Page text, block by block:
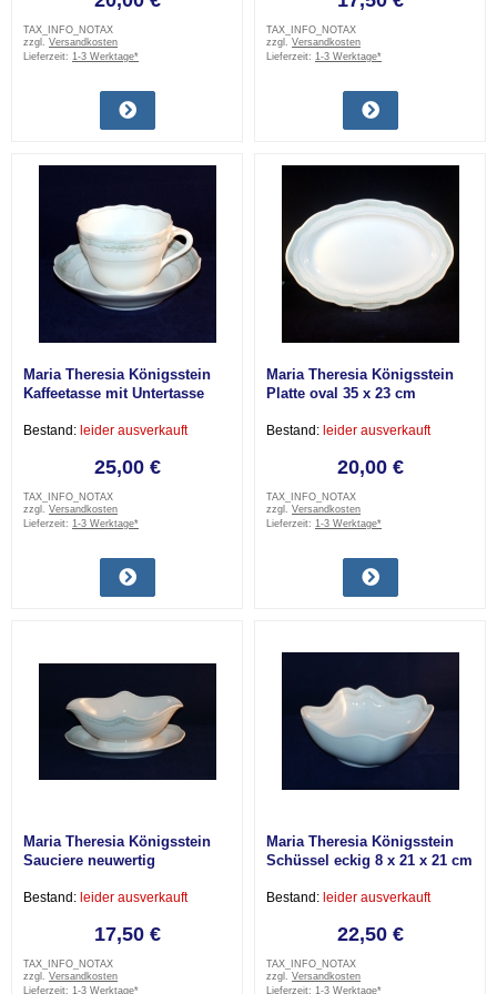
TAX_INFO_NOTAX
zzgl. Versandkosten
Lieferzeit: 1-3 Werktage*
TAX_INFO_NOTAX
zzgl. Versandkosten
Lieferzeit: 1-3 Werktage*
Maria Theresia Königsstein
Kaffeetasse mit Untertasse
Bestand: leider ausverkauft
25,00 €
TAX_INFO_NOTAX
zzgl. Versandkosten
Lieferzeit: 1-3 Werktage*
Maria Theresia Königsstein
Platte oval 35 x 23 cm
Bestand: leider ausverkauft
20,00 €
TAX_INFO_NOTAX
zzgl. Versandkosten
Lieferzeit: 1-3 Werktage*
Maria Theresia Königsstein
Sauciere neuwertig
Bestand: leider ausverkauft
17,50 €
TAX_INFO_NOTAX
zzgl. Versandkosten
Lieferzeit: 1-3 Werktage*
Maria Theresia Königsstein
Schüssel eckig 8 x 21 x 21 cm
Bestand: leider ausverkauft
22,50 €
TAX_INFO_NOTAX
zzgl. Versandkosten
Lieferzeit: 1-3 Werktage*